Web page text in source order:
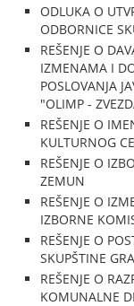
ODLUKA O
ODBORNICE
REŠENJE O
IZMENAMA I
POSLOVANJA
"OLIMP -
REŠENJE O
KULTURNOG
REŠENJE O
ZEMUN
REŠENJE O
IZBORNE
REŠENJE O
SKUPŠTINE
REŠENJE O
KOMUNALNE